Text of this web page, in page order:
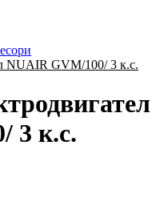
NUAIR GVM/100/ 3 к.с.
3 к.с.